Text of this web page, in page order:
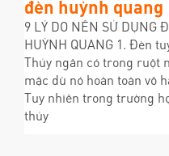
đèn huỳnh quang
9 LÝ DO NÊN SỬ DỤNG
HUỲNH QUANG 1. Đèn
Thủy ngân có trong ruột
mặc dù nó hoàn toàn vô
Tuy nhiên trong trường
thủy